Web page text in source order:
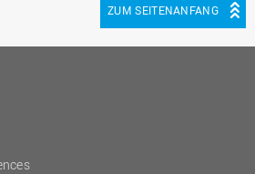
ZUM SEITENANFANG